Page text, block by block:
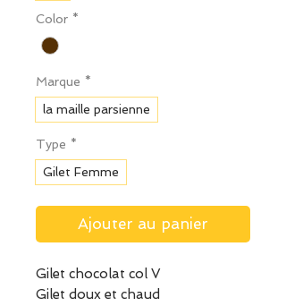
Color *
Marque *
la maille parsienne
Type *
Gilet Femme
Ajouter au panier
Gilet chocolat col V
Gilet doux et chaud